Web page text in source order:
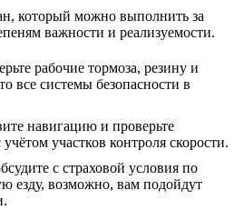
который можно выполнить за
важности и реализуемости.
рабочие тормоза, резину и
все системы безопасности в
навигацию и проверьте
участков контроля скорости.
с страховой условия по
езду, возможно, вам подойдут